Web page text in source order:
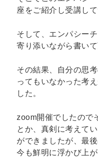
座をご紹介し受講し
そして、エンパシー
寄り添いながら書いて
その結果、自分の思
ってもいなかった考
した。
zoom開催でしたので
とか、真剣に考えて
ができましたが、最
今も鮮明に浮かび上が